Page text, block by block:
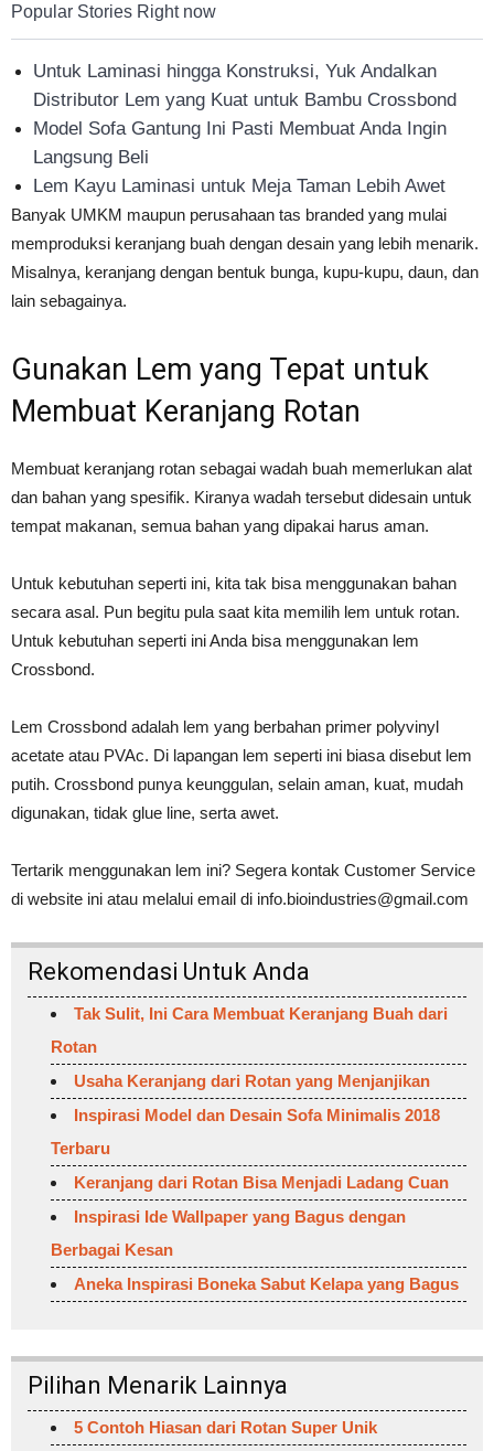
Popular Stories Right now
Untuk Laminasi hingga Konstruksi, Yuk Andalkan
Distributor Lem yang Kuat untuk Bambu Crossbond
Model Sofa Gantung Ini Pasti Membuat Anda Ingin
Langsung Beli
Lem Kayu Laminasi untuk Meja Taman Lebih Awet
Banyak UMKM maupun perusahaan tas branded yang mulai
memproduksi keranjang buah dengan desain yang lebih menarik.
Misalnya, keranjang dengan bentuk bunga, kupu-kupu, daun, dan
lain sebagainya.
Gunakan Lem yang Tepat untuk
Membuat Keranjang Rotan
Membuat keranjang rotan sebagai wadah buah memerlukan alat
dan bahan yang spesifik. Kiranya wadah tersebut didesain untuk
tempat makanan, semua bahan yang dipakai harus aman.
Untuk kebutuhan seperti ini, kita tak bisa menggunakan bahan
secara asal. Pun begitu pula saat kita memilih lem untuk rotan.
Untuk kebutuhan seperti ini Anda bisa menggunakan lem
Crossbond.
Lem Crossbond adalah lem yang berbahan primer polyvinyl
acetate atau PVAc. Di lapangan lem seperti ini biasa disebut lem
putih. Crossbond punya keunggulan, selain aman, kuat, mudah
digunakan, tidak glue line, serta awet.
Tertarik menggunakan lem ini? Segera kontak Customer Service
di website ini atau melalui email di info.bioindustries@gmail.com
Rekomendasi Untuk Anda
Tak Sulit, Ini Cara Membuat Keranjang Buah dari
Rotan
Usaha Keranjang dari Rotan yang Menjanjikan
Inspirasi Model dan Desain Sofa Minimalis 2018
Terbaru
Keranjang dari Rotan Bisa Menjadi Ladang Cuan
Inspirasi Ide Wallpaper yang Bagus dengan
Berbagai Kesan
Aneka Inspirasi Boneka Sabut Kelapa yang Bagus
Pilihan Menarik Lainnya
5 Contoh Hiasan dari Rotan Super Unik